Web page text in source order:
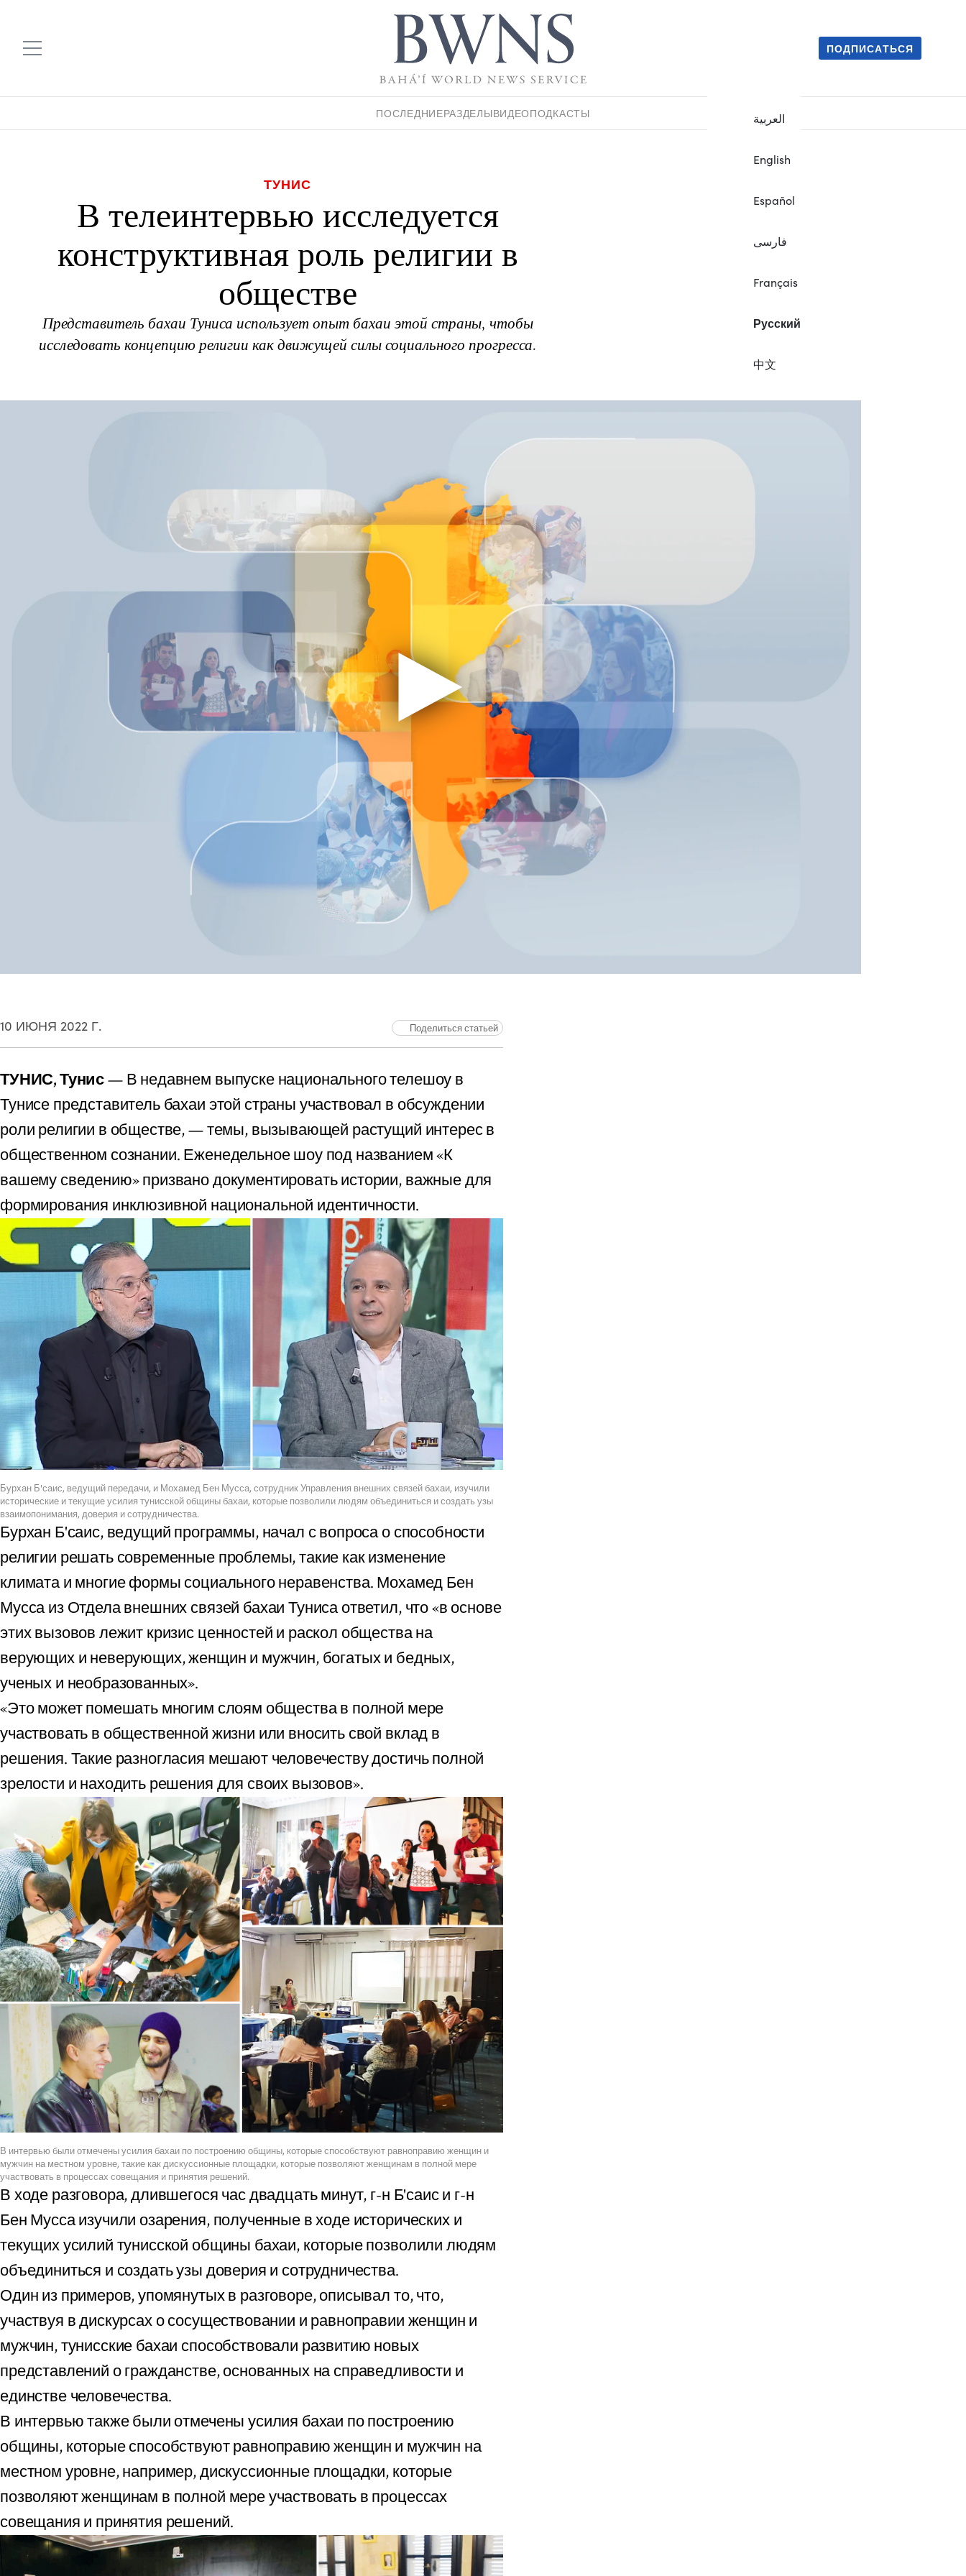
العربية
English
Español
فارسی
Français
Русский
中文
ПОДПИСАТЬСЯ
ПОСЛЕДНИЕРАЗДЕЛЫВИДЕОПОДКАСТЫ
ТУНИС
В телеинтервью исследуется
конструктивная роль религии в
обществе
Представитель бахаи Туниса использует опыт бахаи этой страны, чтобы
исследовать концепцию религии как движущей силы социального прогресса.
10 ИЮНЯ 2022 Г. Поделиться статьей
ТУНИС, Тунис— В недавнем выпуске национального телешоу в
Тунисе представитель бахаи этой страны участвовал в обсуждении
роли религии в обществе, — темы, вызывающей растущий интерес в
общественном сознании. Еженедельное шоу под названием «К
вашему сведению» призвано документировать истории, важные для
формирования инклюзивной национальной идентичности.
Бурхан Б'саис, ведущий передачи, и Мохамед Бен Мусса, сотрудник Управления внешних связей бахаи, изучили
исторические и текущие усилия тунисской общины бахаи, которые позволили людям объединиться и создать узы
взаимопонимания, доверия и сотрудничества.
Бурхан Б'саис, ведущий программы, начал с вопроса о способности
религии решать современные проблемы, такие как изменение
климата и многие формы социального неравенства. Мохамед Бен
Мусса из Отдела внешних связей бахаи Туниса ответил, что «в основе
этих вызовов лежит кризис ценностей и раскол общества на
верующих и неверующих, женщин и мужчин, богатых и бедных,
ученых и необразованных».
«Это может помешать многим слоям общества в полной мере
участвовать в общественной жизни или вносить свой вклад в
решения. Такие разногласия мешают человечеству достичь полной
зрелости и находить решения для своих вызовов».
В интервью были отмечены усилия бахаи по построению общины, которые способствуют равноправию женщин и
мужчин на местном уровне, такие как дискуссионные площадки, которые позволяют женщинам в полной мере
участвовать в процессах совещания и принятия решений.
В ходе разговора, длившегося час двадцать минут, г-н Б'саис и г-н
Бен Мусса изучили озарения, полученные в ходе исторических и
текущих усилий тунисской общины бахаи, которые позволили людям
объединиться и создать узы доверия и сотрудничества.
Один из примеров, упомянутых в разговоре, описывал то, что,
участвуя в дискурсах о сосуществовании и равноправии женщин и
мужчин, тунисские бахаи способствовали развитию новых
представлений о гражданстве, основанных на справедливости и
единстве человечества.
В интервью также были отмечены усилия бахаи по построению
общины, которые способствуют равноправию женщин и мужчин на
местном уровне, например, дискуссионные площадки, которые
позволяют женщинам в полной мере участвовать в процессах
совещания и принятия решений.